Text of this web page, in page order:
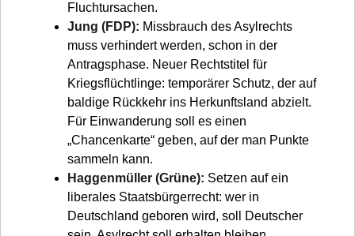
Fluchtursachen.
Jung (FDP): Missbrauch des Asylrechts
muss verhindert werden, schon in der
Antragsphase. Neuer Rechtstitel für
Kriegsflüchtlinge: temporärer Schutz, der auf
baldige Rückkehr ins Herkunftsland abzielt.
Für Einwanderung soll es einen
„Chancenkarte“ geben, auf der man Punkte
sammeln kann.
Haggenmüller (Grüne): Setzen auf ein
liberales Staatsbürgerrecht: wer in
Deutschland geboren wird, soll Deutscher